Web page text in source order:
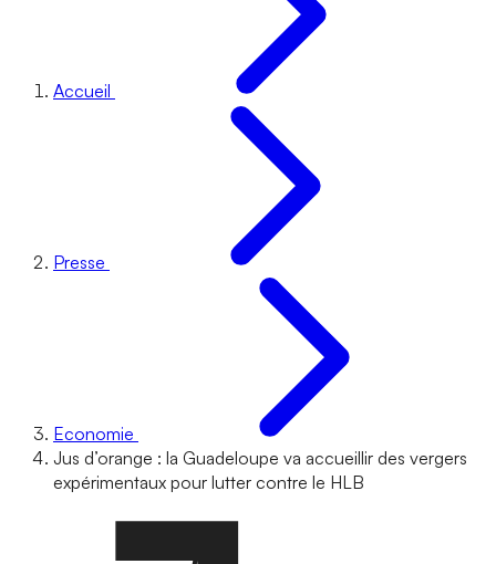
Accueil
Presse
Economie
Jus d’orange : la Guadeloupe va accueillir des vergers
expérimentaux pour lutter contre le HLB